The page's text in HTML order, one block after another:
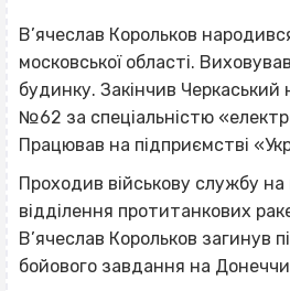
В’ячеслав Корольков
московської області.
будинку. Закінчив
№62 за спеціальністю
Працював на підприємстві
Проходив військову службу на
відділення протитанкових
В’ячеслав Корольков загинув
бойового завдання на